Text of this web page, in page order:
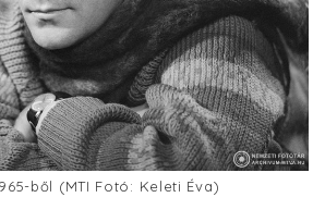
ből (MTI Fotó: Keleti Éva)